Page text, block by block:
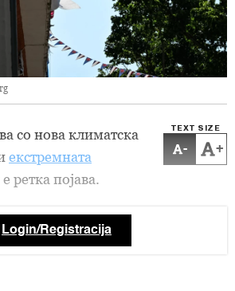
TEXT SIZE
- +
со нова климатска
екстремната
ретка појава.
Login/Registracija